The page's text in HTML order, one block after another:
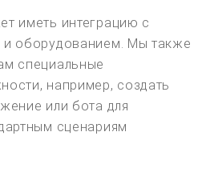
иметь интеграцию с
и оборудованием. Мы также
специальные
например, создать
или бота для
сценариям